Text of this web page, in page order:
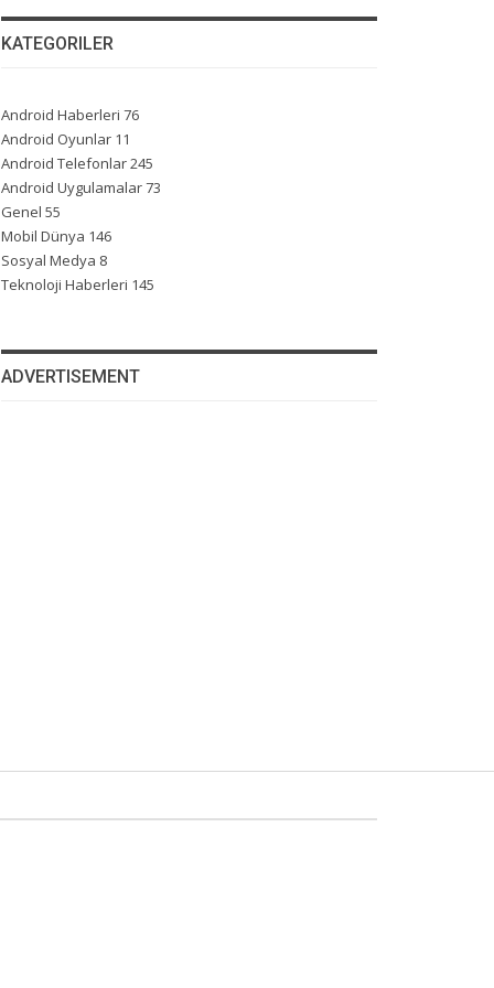
KATEGORILER
Android Haberleri 76
Android Oyunlar 11
Android Telefonlar245
Android Uygulamalar73
Genel 55
Mobil Dünya 146
Sosyal Medya 8
Teknoloji Haberleri 145
ADVERTISEMENT